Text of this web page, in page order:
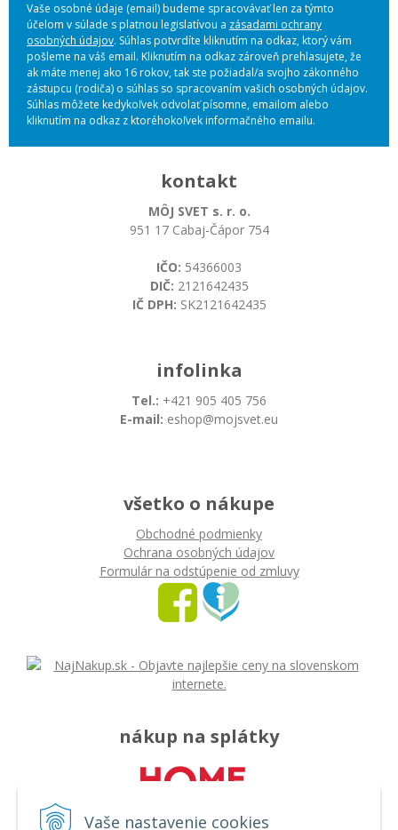
Vaše nastavenie cookies
Vaše osobné údaje (email) budeme spracovávať len za týmto
účelom v súlade s platnou legislatívou a zásadami ochrany
osobných údajov. Súhlas potvrdíte kliknutím na odkaz, ktorý vám
pošleme na váš email. Kliknutím na odkaz zároveň prehlasujete, že
ak máte menej ako 16 rokov, tak ste požiadal/a svojho zákonného
zástupcu (rodiča) o súhlas so spracovaním vašich osobných údajov.
Súhlas môžete kedykoľvek odvolať písomne, emailom alebo
kliknutím na odkaz z ktoréhokoľvek informačného emailu.
kontakt
MÔJ SVET s. r. o.
951 17 Cabaj-Čápor 754
IČO: 54366003
DIČ: 2121642435
IČ DPH: SK2121642435
infolinka
Tel.: +421 905 405 756
E-mail: eshop@mojsvet.eu
všetko o nákupe
Obchodné podmienky
Ochrana osobných údajov
Formulár na odstúpenie od zmluvy
nákup na splátky